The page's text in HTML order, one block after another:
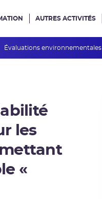
Évaluations environnementales
AUTRES ACTIVITÉS
les
«